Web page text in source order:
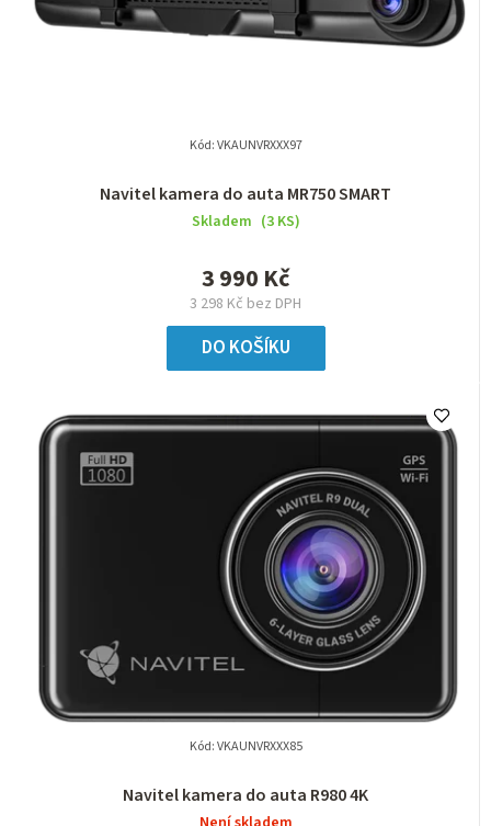
Navitel kamera do auta MR750 SMART
Skladem (3 KS)
3 298 Kč bez DPH
3 990 Kč
DO KOŠÍKU
Kód:VKAUNVRXXX97
Navitel kamera do auta R980 4K
Kód:VKAUNVRXXX85